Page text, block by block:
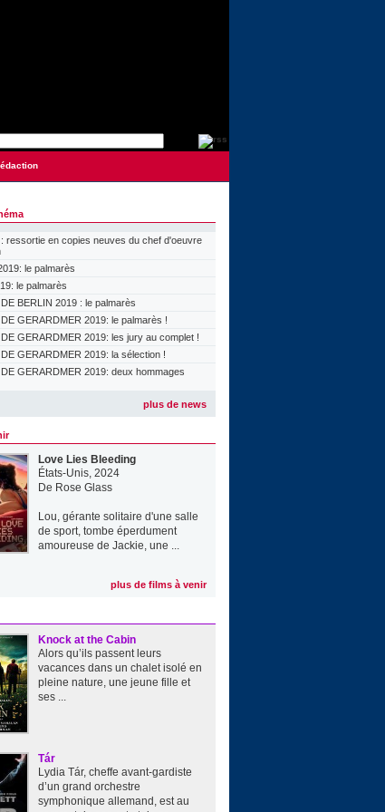
ressortie en copies neuves du chef d'oeuvre
le palmarès
le palmarès
BERLIN 2019 : le palmarès
GERARDMER 2019: le palmarès !
DE GERARDMER 2019: les jury au complet !
GERARDMER 2019: la sélection !
DE GERARDMER 2019: deux hommages
plus de news
Love Lies Bleeding
États-Unis, 2024
De Rose Glass
Lou, gérante solitaire d'une salle
de sport, tombe éperdument
amoureuse de Jackie, une ...
plus de films à venir
Knock at the Cabin
Alors qu’ils passent leurs
vacances dans un chalet isolé en
pleine nature, une jeune fille et
ses ...
Tár
Lydia Tár, cheffe avant-gardiste
d’un grand orchestre
symphonique allemand, est au